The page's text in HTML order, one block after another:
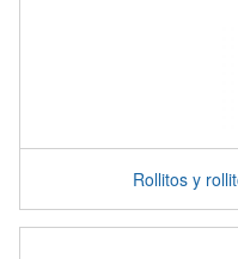
Rollitos y